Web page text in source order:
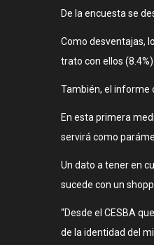
De la encuesta se
Como desventajas,
trato con ellos
También, el informe
En esta primera
servirá como
Un dato a tener en
sucede con un
“Desde el CESBA
de la identidad del